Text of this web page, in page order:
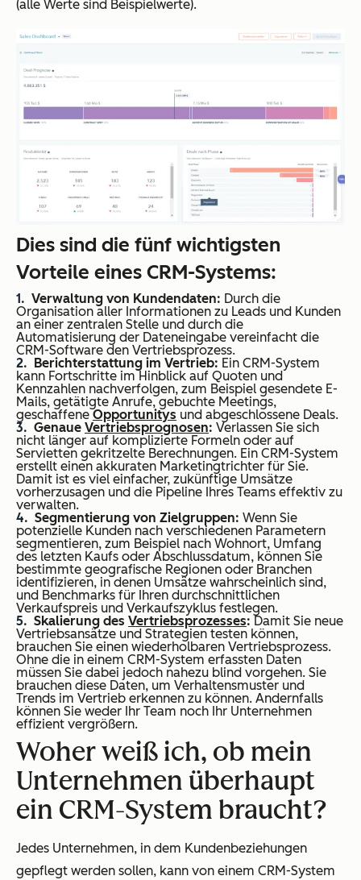
(alle Werte sind Beispielwerte).
Dies sind die fünf wichtigsten
Vorteile eines CRM-Systems:
Verwaltung von Kundendaten: Durch die
Organisation aller Informationen zu Leads und Kunden
an einer zentralen Stelle und durch die
Automatisierung der Dateneingabe vereinfacht die
CRM-Software den Vertriebsprozess.
Berichterstattung im Vertrieb: Ein CRM-System
kann Fortschritte im Hinblick auf Quoten und
Kennzahlen nachverfolgen, zum Beispiel gesendete E-
Mails, getätigte Anrufe, gebuchte Meetings,
geschaffeneOpportunitys und abgeschlossene Deals.
Genaue Vertriebsprognosen: Verlassen Sie sich
nicht länger auf komplizierte Formeln oder auf
Servietten gekritzelte Berechnungen. Ein CRM-System
erstellt einen akkuraten Marketingtrichter für Sie.
Damit ist es viel einfacher, zukünftige Umsätze
vorherzusagen und die Pipeline Ihres Teams effektiv zu
verwalten.
Segmentierung von Zielgruppen: Wenn Sie
potenzielle Kunden nach verschiedenen Parametern
segmentieren, zum Beispiel nach Wohnort, Umfang
des letzten Kaufs oder Abschlussdatum, können Sie
bestimmte geografische Regionen oder Branchen
identifizieren, in denen Umsätze wahrscheinlich sind,
und Benchmarks für Ihren durchschnittlichen
Verkaufspreis und Verkaufszyklus festlegen.
Skalierung des Vertriebsprozesses: Damit Sie neue
Vertriebsansätze und Strategien testen können,
brauchen Sie einen wiederholbaren Vertriebsprozess.
Ohne die in einem CRM-System erfassten Daten
müssen Sie dabei jedoch nahezu blind vorgehen. Sie
brauchen diese Daten, um Verhaltensmuster und
Trends im Vertrieb erkennen zu können. Andernfalls
können Sie weder Ihr Team noch Ihr Unternehmen
effizient vergrößern.
Woher weiß ich, ob mein
Unternehmen überhaupt
ein CRM-System braucht?
Jedes Unternehmen, in dem Kundenbeziehungen
gepflegt werden sollen, kann von einem CRM-System